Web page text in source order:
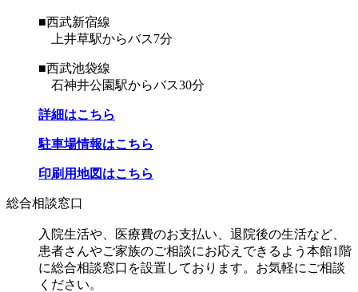
■西武新宿線
上井草駅からバス7分
■西武池袋線
石神井公園駅からバス30分
詳細はこちら
駐車場情報はこちら
印刷用地図はこちら
総合相談窓口
入院生活や、医療費のお支払い、退院後の生活など、
患者さんやご家族のご相談にお応えできるよう本館1階
に総合相談窓口を設置しております。お気軽にご相談
ください。